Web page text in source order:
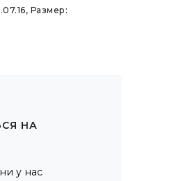
Размер:
НА
у нас